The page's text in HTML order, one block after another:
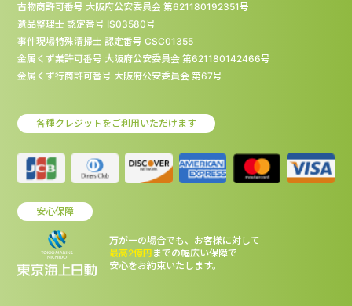
古物商許可番号 大阪府公安委員会 第621180192351号
遺品整理士 認定番号 IS03580号
事件現場特殊清掃士 認定番号 CSC01355
金属くず業許可番号 大阪府公安委員会 第621180142466号
金属くず行商許可番号 大阪府公安委員会 第67号
各種クレジットをご利用いただけます
安心保障
万が一の場合でも、お客様に対して
最高2億円 までの幅広い保障で
安心をお約束いたします。